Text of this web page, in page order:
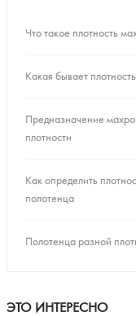
Что такое плотность
Какая бывает
Предназначение
плотности
Как определить
полотенца
Полотенца разной
ЭТО ИНТЕРЕСНО